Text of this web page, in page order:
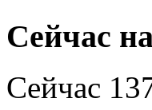
Сейчас
Сейчас